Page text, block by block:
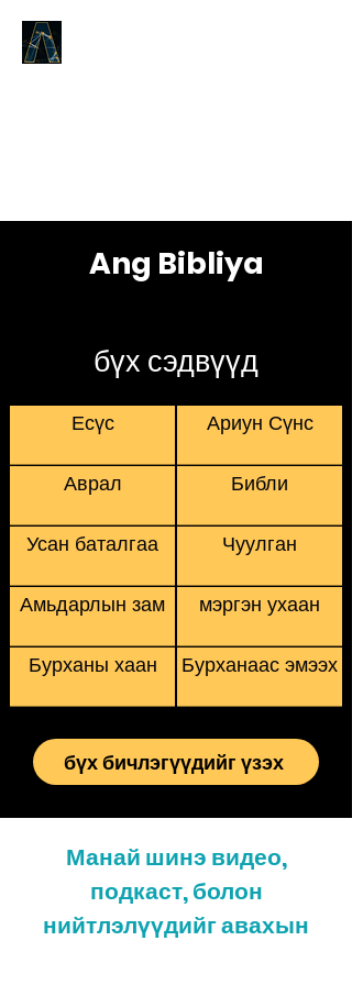
Ang Bibliya
бүх сэдвүүд
Есүс
Аврал
Усан баталгаа
Амьдарлын зам
Бурханы хаан
Ариун Сүнс
Библи
Чуулган
мэргэн ухаан
Бурханаас эмээх
бүх бичлэгүүдийг үзэх
Манай шинэ видео,
подкаст, болон
нийтлэлүүдийг авахын